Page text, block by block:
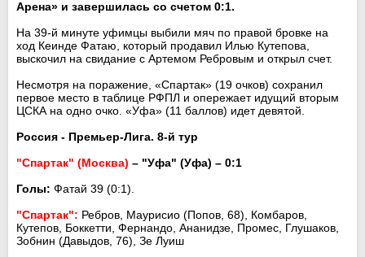
Арена» и завершилась со счетом 0:1.
На 39-й минуте уфимцы выбили мяч по правой бровке на
ход Кеинде Фатаю, который продавил Илью Кутепова,
выскочил на свидание с Артемом Ребровым и открыл счет.
Несмотря на поражение, «Спартак» (19 очков) сохранил
первое место в таблице РФПЛ и опережает идущий вторым
ЦСКА на одно очко. «Уфа» (11 баллов) идет девятой.
Россия - Премьер-Лига. 8-й тур
"Спартак" (Москва) – "Уфа" (Уфа) – 0:1
Голы: Фатай 39 (0:1).
"Спартак": Ребров, Маурисио (Попов, 68), Комбаров,
Кутепов, Боккетти, Фернандо, Ананидзе, Промес, Глушаков,
Зобнин (Давыдов, 76), Зе Луиш